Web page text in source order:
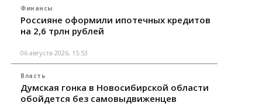
Финансы
Россияне оформили ипотечных кредитов
на 2,6 трлн рублей
06 августа 2026, 15:53
Власть
Думская гонка в Новосибирской области
обойдется без самовыдвиженцев